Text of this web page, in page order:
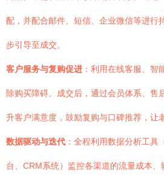
配，并配合邮件、短信、企业微信等进行
步引导至成交。
客户服务与复购促进 ：利用在线客服、智
除购买障碍。成交后，通过会员体系、售
升客户满意度，鼓励复购与口碑推荐，让
数据驱动与迭代 ：全程利用数据分析工
台、CRM系统）监控各渠道的流量成本